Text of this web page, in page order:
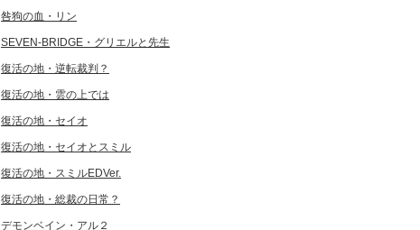
咎狗の血・リン
SEVEN-BRIDGE・グリエルと先生
復活の地・逆転裁判？
復活の地・雲の上では
復活の地・セイオ
復活の地・セイオとスミル
復活の地・スミルEDVer.
復活の地・総裁の日常？
デモンベイン・アル２